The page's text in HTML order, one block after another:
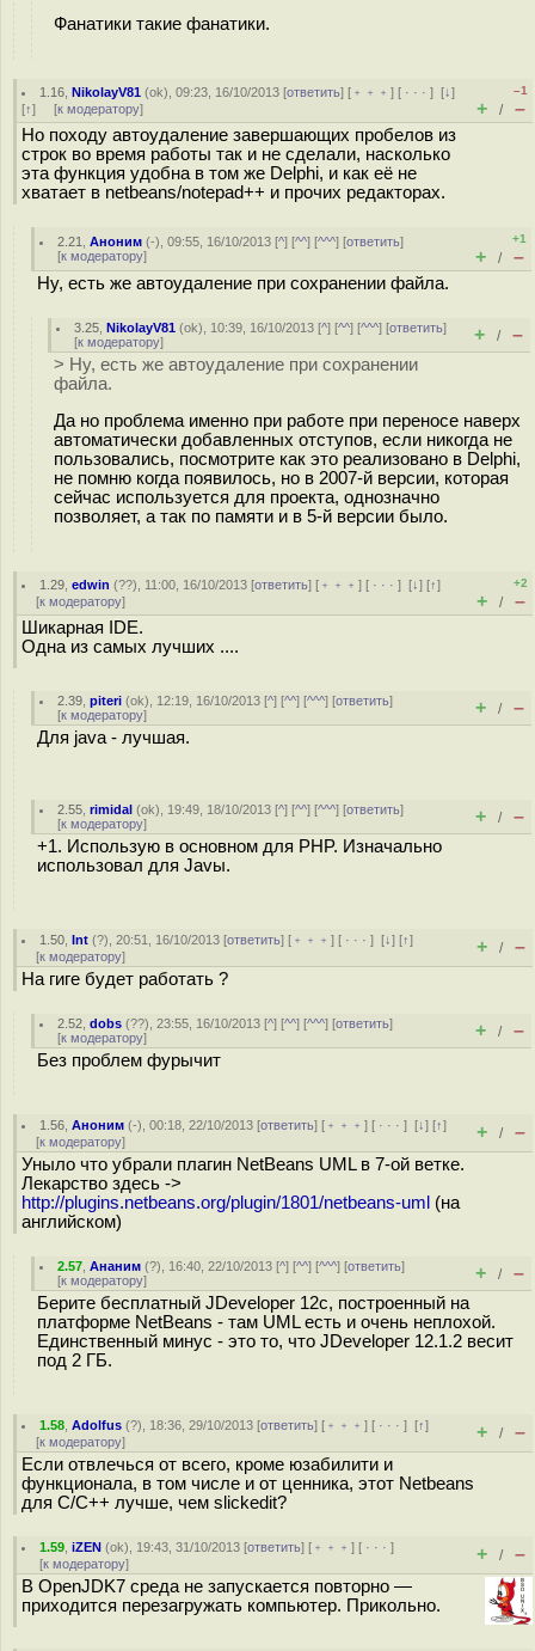
Фанатики такие фанатики.
1.16 ,NikolayV81 (ok), 09:23, 16/10/2013 [ответить] [ ﹢﹢﹢] [ · · ·][↓]
[↑] [к модератору]
–1
+ / –
Но походу автоудаление завершающих пробелов из
строк во время работы так и не сделали, насколько
эта функция удобна в том же Delphi, и как её не
хватает в netbeans/notepad++ и прочих редакторах.
2.21 ,Аноним (-), 09:55, 16/10/2013 [^] [^^] [^^^] [ответить]
[к модератору]
+1
+ / –
Ну, есть же автоудаление при сохранении файла.
3.25 ,NikolayV81 (ok), 10:39, 16/10/2013 [^] [^^] [^^^] [ответить]
[к модератору] + / –
> Ну, есть же автоудаление при сохранении
файла.
Да но проблема именно при работе при переносе наверх
автоматически добавленных отступов, если никогда не
пользовались, посмотрите как это реализовано в Delphi,
не помню когда появилось, но в 2007-й версии, которая
сейчас используется для проекта, однозначно
позволяет, а так по памяти и в 5-й версии было.
1.29 ,edwin (??), 11:00, 16/10/2013 [ответить] [ ﹢﹢﹢] [ · · ·][↓] [↑]
[к модератору]
+2
+ / –
Шикарная IDE.
Одна из самых лучших ....
2.39 ,piteri (ok), 12:19, 16/10/2013 [^] [^^] [^^^] [ответить]
[к модератору] + / –
Для java - лучшая.
2.55 ,rimidal (ok), 19:49, 18/10/2013 [^] [^^] [^^^] [ответить]
[к модератору] + / –
+1. Использую в основном для PHP. Изначально
использовал для Javы.
1.50 ,Int (?), 20:51, 16/10/2013 [ответить] [ ﹢﹢﹢] [ · · ·][↓] [↑]
[к модератору] + / –
На гиге будет работать ?
2.52 ,dobs (??), 23:55, 16/10/2013 [^] [^^] [^^^] [ответить]
[к модератору] + / –
Без проблем фурычит
1.56 ,Аноним (-), 00:18, 22/10/2013 [ответить] [ ﹢﹢﹢] [ · · ·][↓] [↑]
[к модератору] + / –
Уныло что убрали плагин NetBeans UML в 7-ой ветке.
Лекарство здесь ->
http://plugins.netbeans.org/plugin/1801/netbeans-uml (на
английском)
2.57 ,Ананим (?), 16:40, 22/10/2013 [^] [^^] [^^^] [ответить]
[к модератору] + / –
Берите бесплатный JDeveloper 12c, построенный на
платформе NetBeans - там UML есть и очень неплохой.
Единственный минус - это то, что JDeveloper 12.1.2 весит
под 2 ГБ.
1.58 ,Adolfus (?), 18:36, 29/10/2013 [ответить] [ ﹢﹢﹢] [ · · ·][↑]
[к модератору] + / –
Если отвлечься от всего, кроме юзабилити и
функционала, в том числе и от ценника, этот Netbeans
для C/C++ лучше, чем slickedit?
1.59 ,iZEN (ok), 19:43, 31/10/2013 [ответить] [ ﹢﹢﹢] [ · · ·]
[к модератору] + / –
В OpenJDK7 среда не запускается повторно —
приходится перезагружать компьютер. Прикольно.